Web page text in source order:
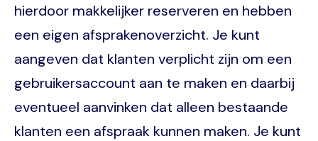
hierdoor makkelijker reserveren en hebben
een eigen afsprakenoverzicht. Je kunt
aangeven dat klanten verplicht zijn om een
gebruikersaccount aan te maken en daarbij
eventueel aanvinken dat alleen bestaande
klanten een afspraak kunnen maken. Je kunt